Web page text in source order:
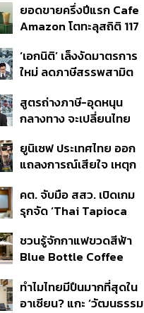
สัญญาถึงน้องสาวผู้ล่วง
ลับ
ยอดขายครึ่งปีแรก Cafe
Amazon โตทะลุสถิติ 117
สไตล์ OR โตต่อเนื่อง
‘เอกนิติ’ เล็งงัดมาตรการ
ใหม่ ลดภาษีสรรพสามิต
โรงงานในไทย
สูตรถ่างภาษี-อุดหนุน
กลางทาง จะเปลี่ยนไทย
EV ได้จริงหรือ?
ยูนิเซฟ ประเทศไทย ออก
แถลงการณ์เสียใจ เหตุก
นนทบุรี ชี้โรงเรียนควรเป็น
พื้นที่ปลอดภัย
คต. จับมือ สสว. เปิดเกม
รุกจัด ‘Thai Tapioca
แข็งแกร่ง ยกระดับความ
เชื่อมั่นมันสำปะหลังไทยใน
ชวนรู้จักกาแฟขวดสีฟ้า
Blue Bottle Coffee
และมีอะไรน่าสนใจบ้าง?
ทำไมไทยมีปืนมากที่สุดใน
อาเซียน? แกะ ‘วัฒนธรรม